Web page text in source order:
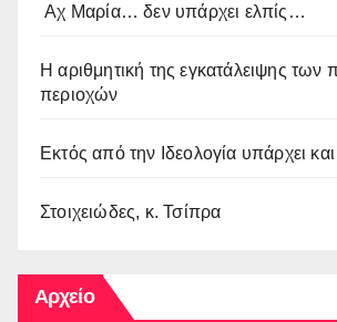
Αχ Μαρία… δεν υπάρχει ελπίς…
Η αριθμητική της εγκατάλειψης των
περιοχών
Εκτός από την Ιδεολογία υπάρχει
Στοιχειώδες, κ. Τσίπρα
Αρχείο